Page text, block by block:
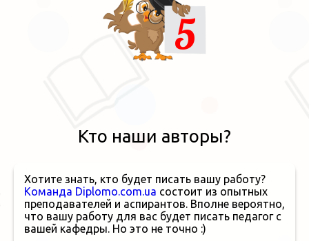
5
Кто наши авторы?
Хотите знать, кто будет писать вашу работу?
Команда Diplomo.com.ua состоит из опытных
преподавателей и аспирантов. Вполне вероятно,
что вашу работу для вас будет писать педагог с
вашей кафедры. Но это не точно :)